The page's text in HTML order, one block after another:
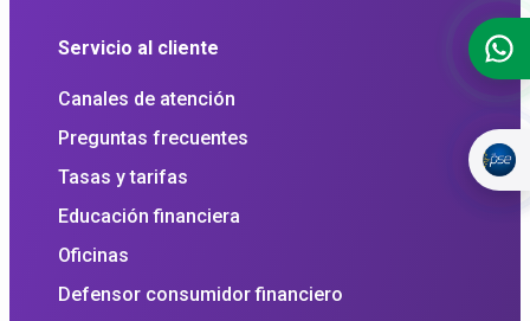
Servicio al cliente
Canales de atención
Preguntas frecuentes
Tasas y tarifas
Educación financiera
Oficinas
Defensor consumidor financiero